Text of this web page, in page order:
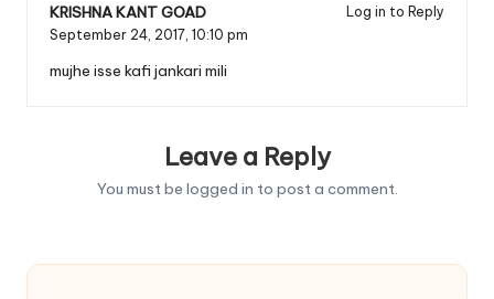
KRISHNA KANT GOAD
Log in to Reply
September 24, 2017, 10:10 pm
mujhe isse kafi jankari mili
Leave a Reply
You must be logged in to post a comment.